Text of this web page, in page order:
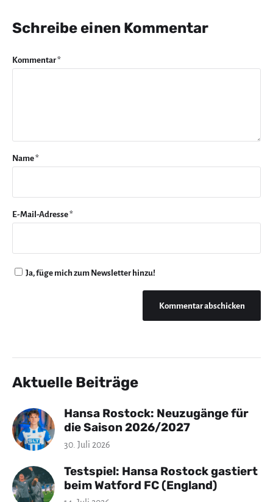
Schreibe einen Kommentar
Kommentar*
Name*
E-Mail-Adresse*
Ja, füge mich zum Newsletter hinzu!
Aktuelle Beiträge
Hansa Rostock: Neuzugänge für
die Saison 2026/2027
30. Juli 2026
Testspiel: Hansa Rostock gastiert
beim Watford FC (England)